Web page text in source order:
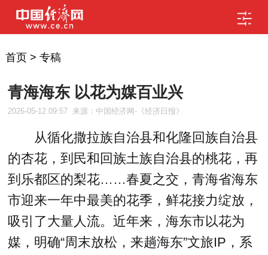
首页> 专稿
青海海东 以花为媒百业兴
2026-05-12 09:57 来源：中国经济网-《经济日报》
从循化撒拉族自治县和化隆回族自治县
的杏花，到民和回族土族自治县的桃花，再
到乐都区的梨花……春夏之交，青海省海东
市迎来一年中最美的花季，鲜花接力绽放，
吸引了大量人流。近年来，海东市以花为
媒，明确“周末放松，来趟海东”文旅IP，系